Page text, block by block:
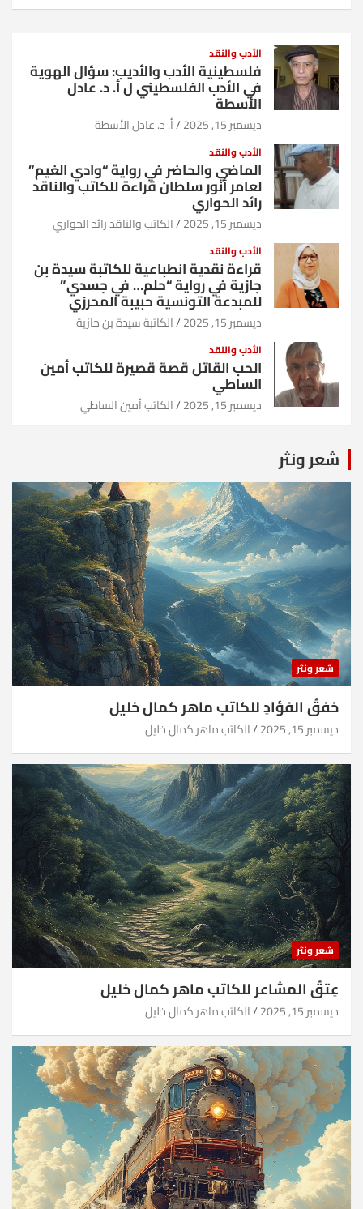
الأدب والنقد
فلسطينية الأدب والأديب: سؤال الهوية
في الأدب الفلسطيني ل أ. د. عادل
الأسطة
ديسمبر 15, 2025 أ. د. عادل الأسطة
الأدب والنقد
الماضي والحاضر في رواية “وادي الغيم”
لعامر أنور سلطان قراءة للكاتب والناقد
رائد الحواري
ديسمبر 15, 2025 الكاتب والناقد رائد الحواري
الأدب والنقد
قراءة نقدية انطباعية للكاتبة سيدة بن
جازية في رواية “حلم… في جسدي”
للمبدعة التونسية حبيبة المحرزي
ديسمبر 15, 2025 الكاتبة سيدة بن جازية
الأدب والنقد
الحب القاتل قصة قصيرة للكاتب أمين
الساطي
ديسمبر 15, 2025 الكاتب أمين الساطي
شعر ونثر
شعر ونثر
خفقُ الفؤادِ للكاتب ماهر كمال خليل
ديسمبر 15, 2025 الكاتب ماهر كمال خليل
شعر ونثر
عِتقُ المشاعر للكاتب ماهر كمال خليل
ديسمبر 15, 2025 الكاتب ماهر كمال خليل